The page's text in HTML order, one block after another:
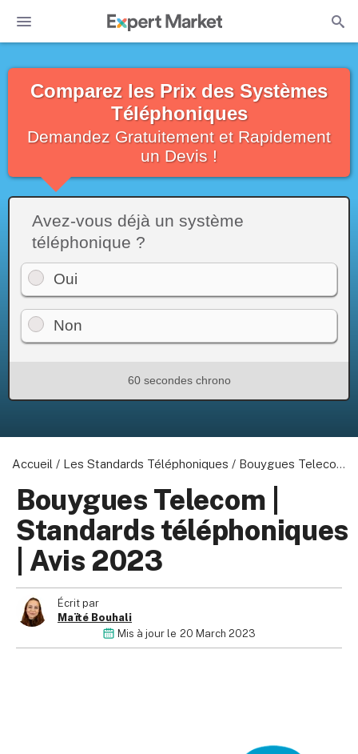
Comparez les Prix des Systèmes
Téléphoniques
Demandez Gratuitement et Rapidement
un Devis !
Avez-vous déjà un système
téléphonique ?
Oui
Non
60 secondes chrono
Accueil / Les Standards Téléphoniques / Bouygues Telecom | Standards téléphoniques | Avis 2023
Bouygues Telecom |
Standards téléphoniques
| Avis 2023
Écrit par
Maïté Bouhali
Mis à jour le 20 March 2023